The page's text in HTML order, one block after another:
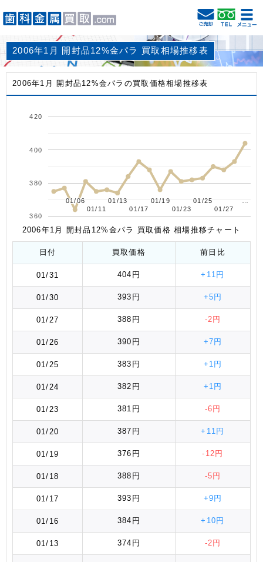
2006年1月 開封品12%金パラ 買取相場推移表
2006年1月 開封品12%金パラの買取価格相場推移表
01/06
01/06
01/11
01/11
01/13
01/13
01/17
01/17
01/19
01/19
01/23
01/23
01/25
01/25
01/27
01/27
360
380
400
420
2006年1月 開封品12%金パラ 買取価格 相場推移チャート
日付 買取価格 前日比
01/31 404円 +11円
01/30 393円 +5円
01/27 388円 -2円
01/26 390円 +7円
01/25 383円 +1円
01/24 382円 +1円
01/23 381円 -6円
01/20 387円 +11円
01/19 376円 -12円
01/18 388円 -5円
01/17 393円 +9円
01/16 384円 +10円
01/13 374円 -2円